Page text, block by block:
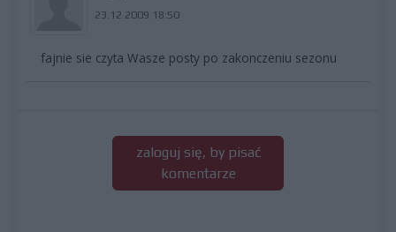
23.12.2009 18:50
fajnie sie czyta Wasze posty po zakonczeniu sezonu
zaloguj się, by pisać
komentarze